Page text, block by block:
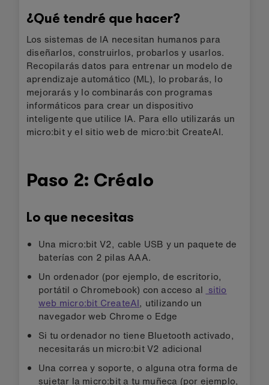
¿Qué tendré que hacer?
Los sistemas de IA necesitan humanos para
diseñarlos, construirlos, probarlos y usarlos.
Recopilarás datos para entrenar un modelo de
aprendizaje automático (ML), lo probarás, lo
mejorarás y lo combinarás con programas
informáticos para crear un dispositivo
inteligente que utilice IA. Para ello utilizarás un
micro:bit y el sitio web de micro:bit CreateAI.
Paso 2: Créalo
Lo que necesitas
Una micro:bit V2, cable USB y un paquete de
baterías con 2 pilas AAA.
Un ordenador (por ejemplo, de escritorio,
portátil o Chromebook) con acceso al sitio
web micro:bit CreateAI, utilizando un
navegador web Chrome o Edge
Si tu ordenador no tiene Bluetooth activado,
necesitarás un micro:bit V2 adicional
Una correa y soporte, o alguna otra forma de
sujetar la micro:bit a tu muñeca (por ejemplo,